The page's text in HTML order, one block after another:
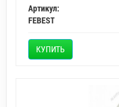
Артикул:
FEBEST
КУПИТЬ